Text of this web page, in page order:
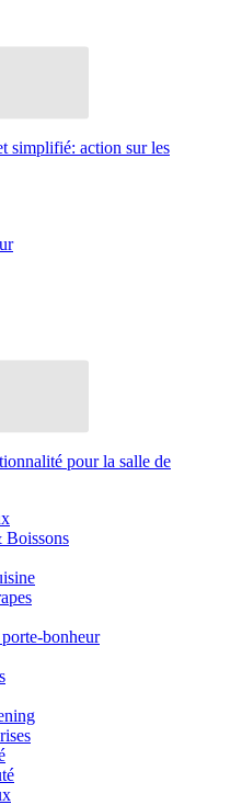
simplifié: action sur les
pour la salle de
Boissons
bonheur